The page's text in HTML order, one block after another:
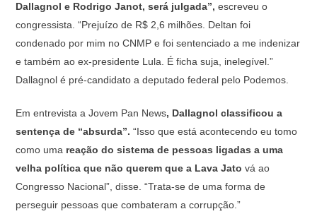
Dallagnol e Rodrigo Janot, será julgada”, escreveu o
congressista. “Prejuízo de R$ 2,6 milhões. Deltan foi
condenado por mim no CNMP e foi sentenciado a me indenizar
e também ao ex-presidente Lula. É ficha suja, inelegível.”
Dallagnol é pré-candidato a deputado federal pelo Podemos.
Em entrevista a Jovem Pan News, Dallagnol classificou a
sentença de “absurda”. “Isso que está acontecendo eu tomo
como uma reação do sistema de pessoas ligadas a uma
velha política que não querem que a Lava Jato vá ao
Congresso Nacional”, disse. “Trata-se de uma forma de
perseguir pessoas que combateram a corrupção.”